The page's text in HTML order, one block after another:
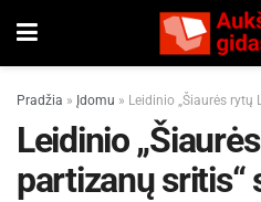
Pradžia » Įdomu » Leidinio „Šiaurės
Leidinio
partizanų sritis“